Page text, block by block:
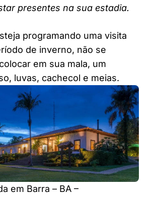
presentes na sua estadia.
programando uma visita
de inverno, não se
em sua mala, um
luvas, cachecol e meias.
em Barra – BA –